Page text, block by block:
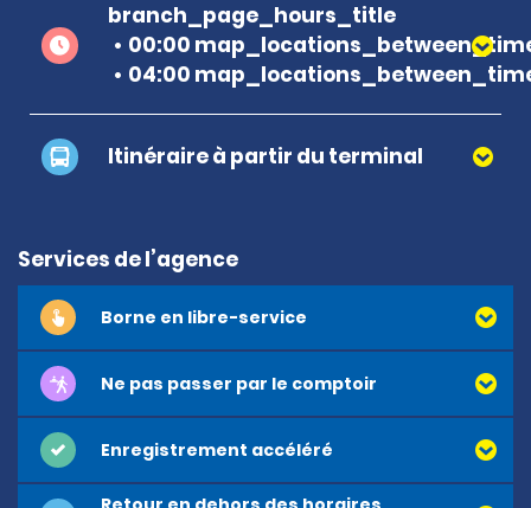
branch_page_hours_title
00:00
04:00
Itinéraire à partir du terminal
Services de l’agence
Borne en libre-service
Ne pas passer par le comptoir
Enregistrement accéléré